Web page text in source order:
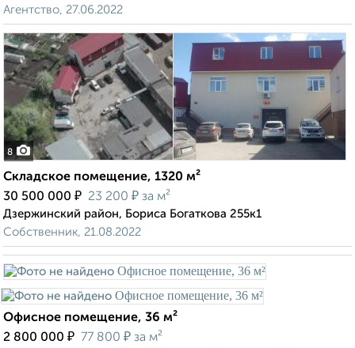
Агентство, 27.06.2022
8
Складское помещение, 1320 м²
30 500 000 ₽ 23 200 ₽ за м²
Дзержинский район, Бориса Богаткова 255к1
Собственник, 21.08.2022
Офисное помещение, 36 м²
2 800 000 ₽ 77 800 ₽ за м²